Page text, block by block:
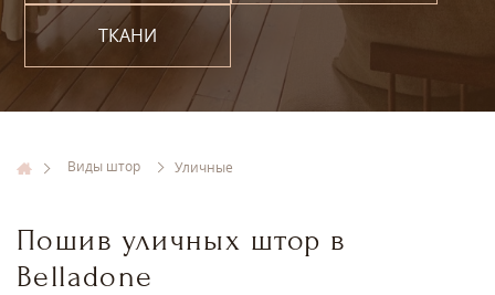
ТКАНИ
Виды штор Уличные
Пошив уличных штор в
Belladone